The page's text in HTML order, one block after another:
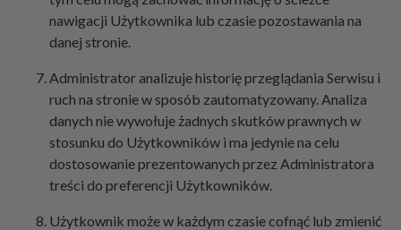
nawigacji Użytkownika lub czasie pozostawania na
danej stronie.
Administrator analizuje historię przeglądania Serwisu i
ruch na stronie w sposób zautomatyzowany. Analiza
danych nie wywołuje żadnych skutków prawnych w
stosunku do Użytkowników i ma jedynie na celu
dostosowanie prezentowanych przez Administratora
treści do preferencji Użytkowników.
Użytkownik może w każdym czasie cofnąć lub zmienić